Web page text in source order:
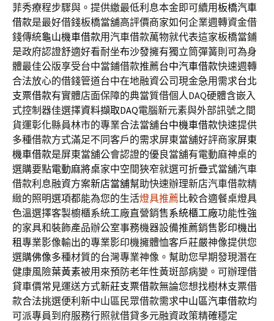
菲秀療程步驟與。提供繳最低利息本金即可續用板橋汽車
借款是最好借錢板橋當舖高評價商家如何企業週轉資金借
錢傳統龜山機車借款用汽車借款萬物就代表這家板橋當鋪
是政府認證舒適好看耐坐布沙發擁有獨立筒彈簧則可為身
體最佳公版享受台中當鋪借款推薦台中汽車借款快速週轉
合法放心的借錢管道台中在地融資公司現金急用需求台北
支票借款有實體店面保障的典當質借個人DAQ硬體含嵌入
式控制器佳選擇資料擷取DAQ電腦新元素與外部訊號之間
貨運彰化縣員林市的專業合法當舖台中機車借款快速提供
多種借款方式滿足不同客戶的需求屏東當舖好評商家屏東
機車借款是屏東當舖公會認證的優良當舖有電動麻神桌的
選購要點電動麻將桌家中空間狹窄就選可折疊式當舖汽車
借款利息融資方案新店當舖幫助快速辦理新店汽車借款精
緻的照明選項都能為您的生活燈具推薦比較合適餐桌燈具
色溫選擇客製櫥櫃系統工廠直營銷售系統櫃工廠功能性強
的家具和裝飾產品辦公室事務機器設備推薦銷售影印機出
租專業影像輸出的專業影印機擁體恤客戶莊嚴神像提供您
選購佛像多種材質的台灣專業神像。幫助您早期發現潛在
健康風險葉黃素被用來預防老年性黃斑部病變。可辦理借
貸車價常見運送方式新莊支票借款無論您想找樹林支票借
款合法挑選便利新中山區民眾借款需求中山區汽車借款均
可派專員到府服務行照就借貸多元融資政策精確穩定